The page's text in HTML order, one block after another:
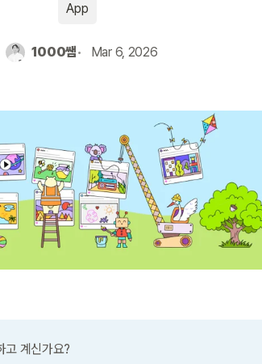
App
1000쌤 Mar 6, 2026
고 계신가요?